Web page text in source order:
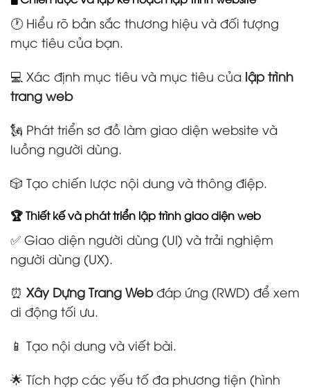
🕐 Hiểu rõ bản sắc thương hiệu và đối tượng
mục tiêu của bạn.
💻 Xác định mục tiêu và mục tiêu của lập trình
trang web
🗽 Phát triển sơ đồ làm giao diện website và
luồng người dùng.
🎲 Tạo chiến lược nội dung và thông điệp.
🏆 Thiết kế và phát triển lập trình giao diện web
✅ Giao diện người dùng (UI) và trải nghiệm
người dùng (UX).
⏰ Xây Dựng Trang Webđáp ứng (RWD) để xem
di động tối ưu.
📱 Tạo nội dung và viết bài.
🌟 Tích hợp các yếu tố đa phương tiện (hình